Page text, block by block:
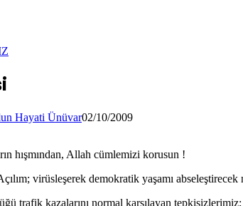
Hayati Ünüvar02/10/2009
hışmından, Allah cümlemizi korusun !
virüsleşerek demokratik yaşamı
trafik kazalarını normal karşılayan